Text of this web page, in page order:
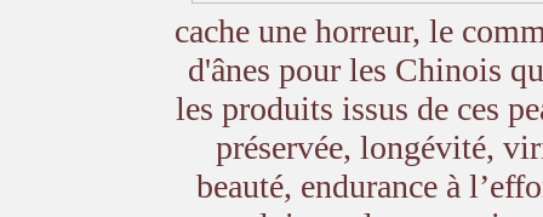
cache une horreur, le
d'ânes pour les Chinois
les produits issus de ces
préservée, longévité,
beauté, endurance à